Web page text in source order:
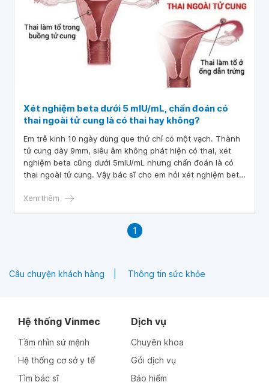
Xét nghiệm beta dưới 5 mIU/mL, chẩn đoán có
thai ngoài tử cung là có thai hay không?
Em trễ kinh 10 ngày dùng que thử chỉ có một vạch. Thành
tử cung dày 9mm, siêu âm không phát hiện có thai, xét
nghiệm beta cũng dưới 5mIU/mL nhưng chẩn đoán là có
thai ngoài tử cung. Vậy bác sĩ cho em hỏi xét nghiệm beta
hay không? Mong sớm nhận được câu trả lời của bác sĩ.
Xem thêm
1
Câu chuyện khách hàng Thông tin sức khỏe
Hệ thống Vinmec
Tầm nhìn sứ mệnh
Hệ thống cơ sở y tế
Tìm bác sĩ
Dịch vụ
Chuyên khoa
Gói dịch vụ
Bảo hiểm